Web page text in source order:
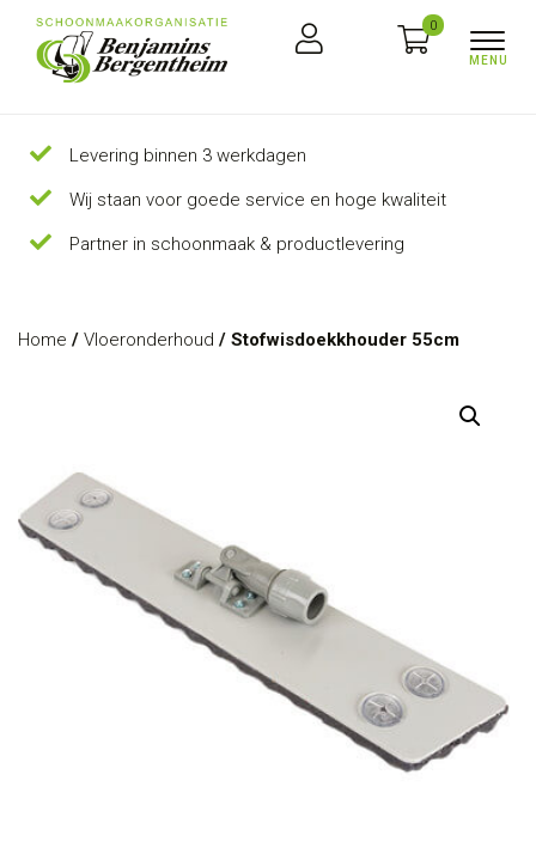
0
Levering binnen 3 werkdagen
Wij staan voor goede service en hoge kwaliteit
Partner in schoonmaak & productlevering
Home / Vloeronderhoud / Stofwisdoekkhouder 55cm